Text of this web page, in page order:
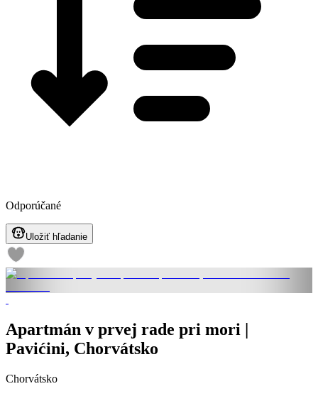
Odporúčané
Uložiť hľadanie
Apartmán v prvej rade pri mori |
Pavićini, Chorvátsko
Chorvátsko